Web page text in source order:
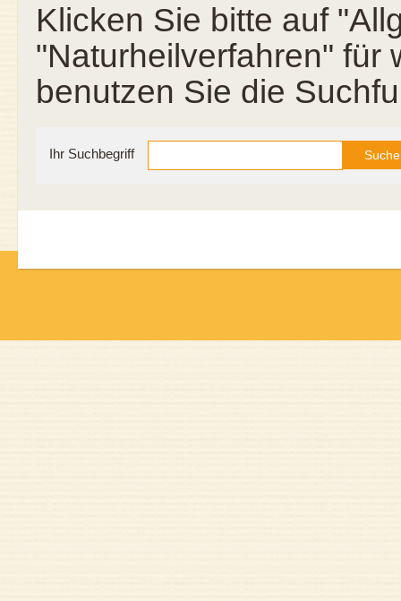
Klicken Sie bitte auf
"Naturheilverfahren" für
benutzen Sie die
Ihr Suchbegriff